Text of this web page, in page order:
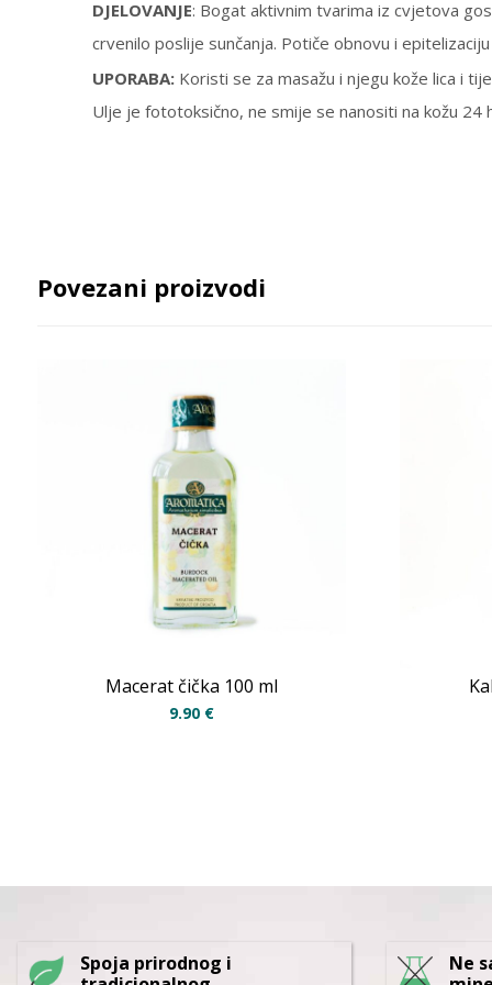
DJELOVANJE: Bogat aktivnim tvarima iz cvjetova
crvenilo poslije sunčanja. Potiče obnovu i
UPORABA: Koristi se za masažu i njegu kože lica i
Ulje je fototoksično, ne smije se nanositi na kožu 24
Povezani proizvodi
Macerat čička 100 ml
9.90 €
Spoja prirodnog i
Ne